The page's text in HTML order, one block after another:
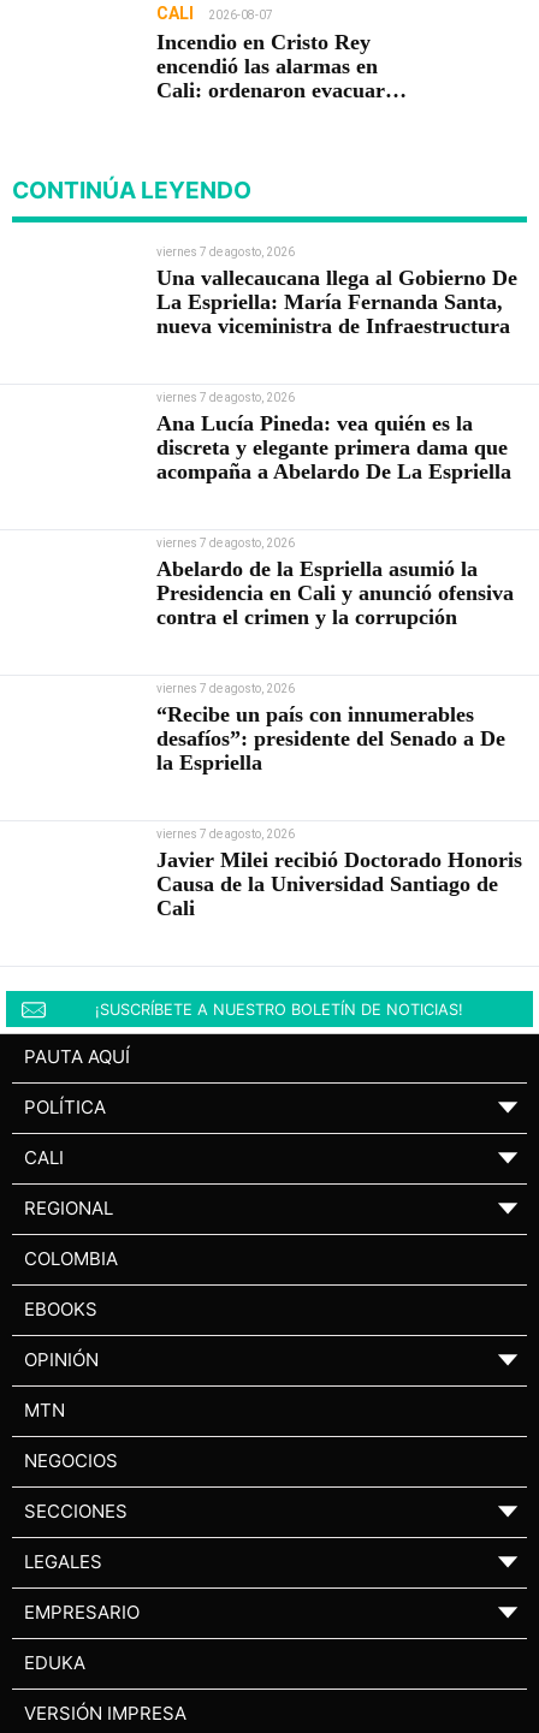
CALI 2026-08-07
Incendio en Cristo Rey
encendió las alarmas en
Cali: ordenaron evacuar
CONTINÚA LEYENDO
viernes 7 de agosto, 2026
Una vallecaucana llega al Gobierno De
La Espriella: María Fernanda Santa,
nueva viceministra de Infraestructura
viernes 7 de agosto, 2026
Ana Lucía Pineda: vea quién es la
discreta y elegante primera dama que
acompaña a Abelardo De La Espriella
viernes 7 de agosto, 2026
Abelardo de la Espriella asumió la
Presidencia en Cali y anunció ofensiva
contra el crimen y la corrupción
viernes 7 de agosto, 2026
“Recibe un país con innumerables
desafíos”: presidente del Senado a De
la Espriella
viernes 7 de agosto, 2026
Javier Milei recibió Doctorado Honoris
Causa de la Universidad Santiago de
Cali
¡SUSCRÍBETE A NUESTRO BOLETÍN DE NOTICIAS!
PAUTA AQUÍ
POLÍTICA ▼
CALI ▼
REGIONAL ▼
COLOMBIA
EBOOKS
OPINIÓN ▼
MTN
NEGOCIOS
SECCIONES ▼
LEGALES ▼
EMPRESARIO ▼
EDUKA
VERSIÓN IMPRESA